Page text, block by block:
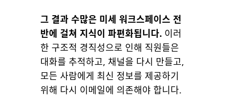
그 결과 수많은 미세 워크스페이스 전
반에 걸쳐 지식이 파편화됩니다. 이러
한 구조적 경직성으로 인해 직원들은
대화를 추적하고, 채널을 다시 만들고,
모든 사람에게 최신 정보를 제공하기
위해 다시 이메일에 의존해야 합니다.